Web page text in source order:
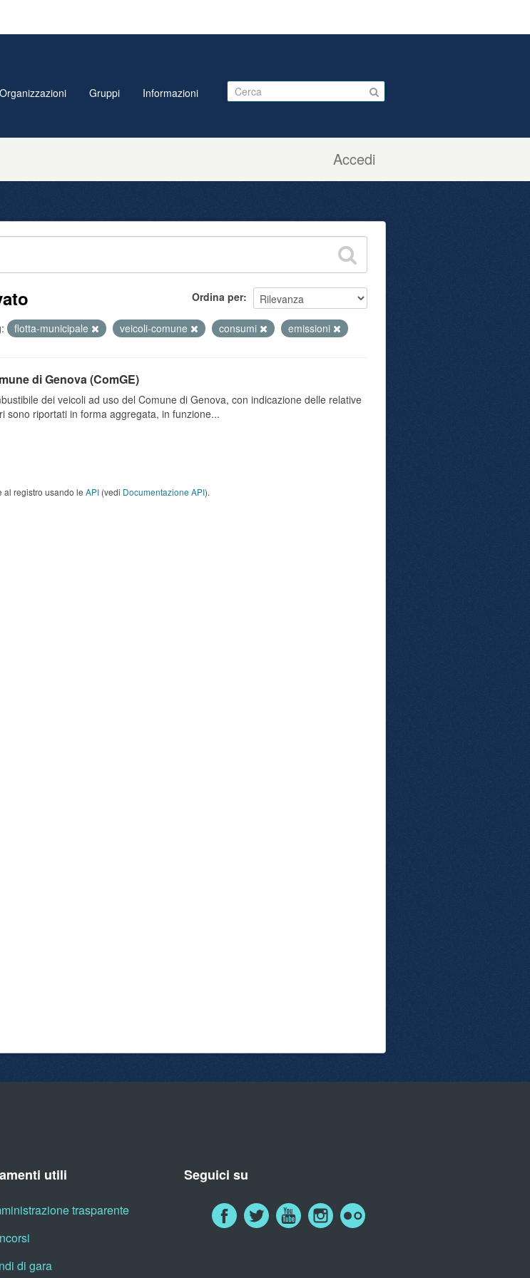
Accedi
Organizzazioni Gruppi Informazioni
Ordina per
flotta-municipale veicoli-comune consumi emissioni
di Genova (ComGE)
dei veicoli ad uso del Comune di Genova, con indicazione delle relative
sono riportati in forma aggregata, in funzione...
al registro usando le API (vedi Documentazione API).
utili
trasparente
di gara
Seguici su